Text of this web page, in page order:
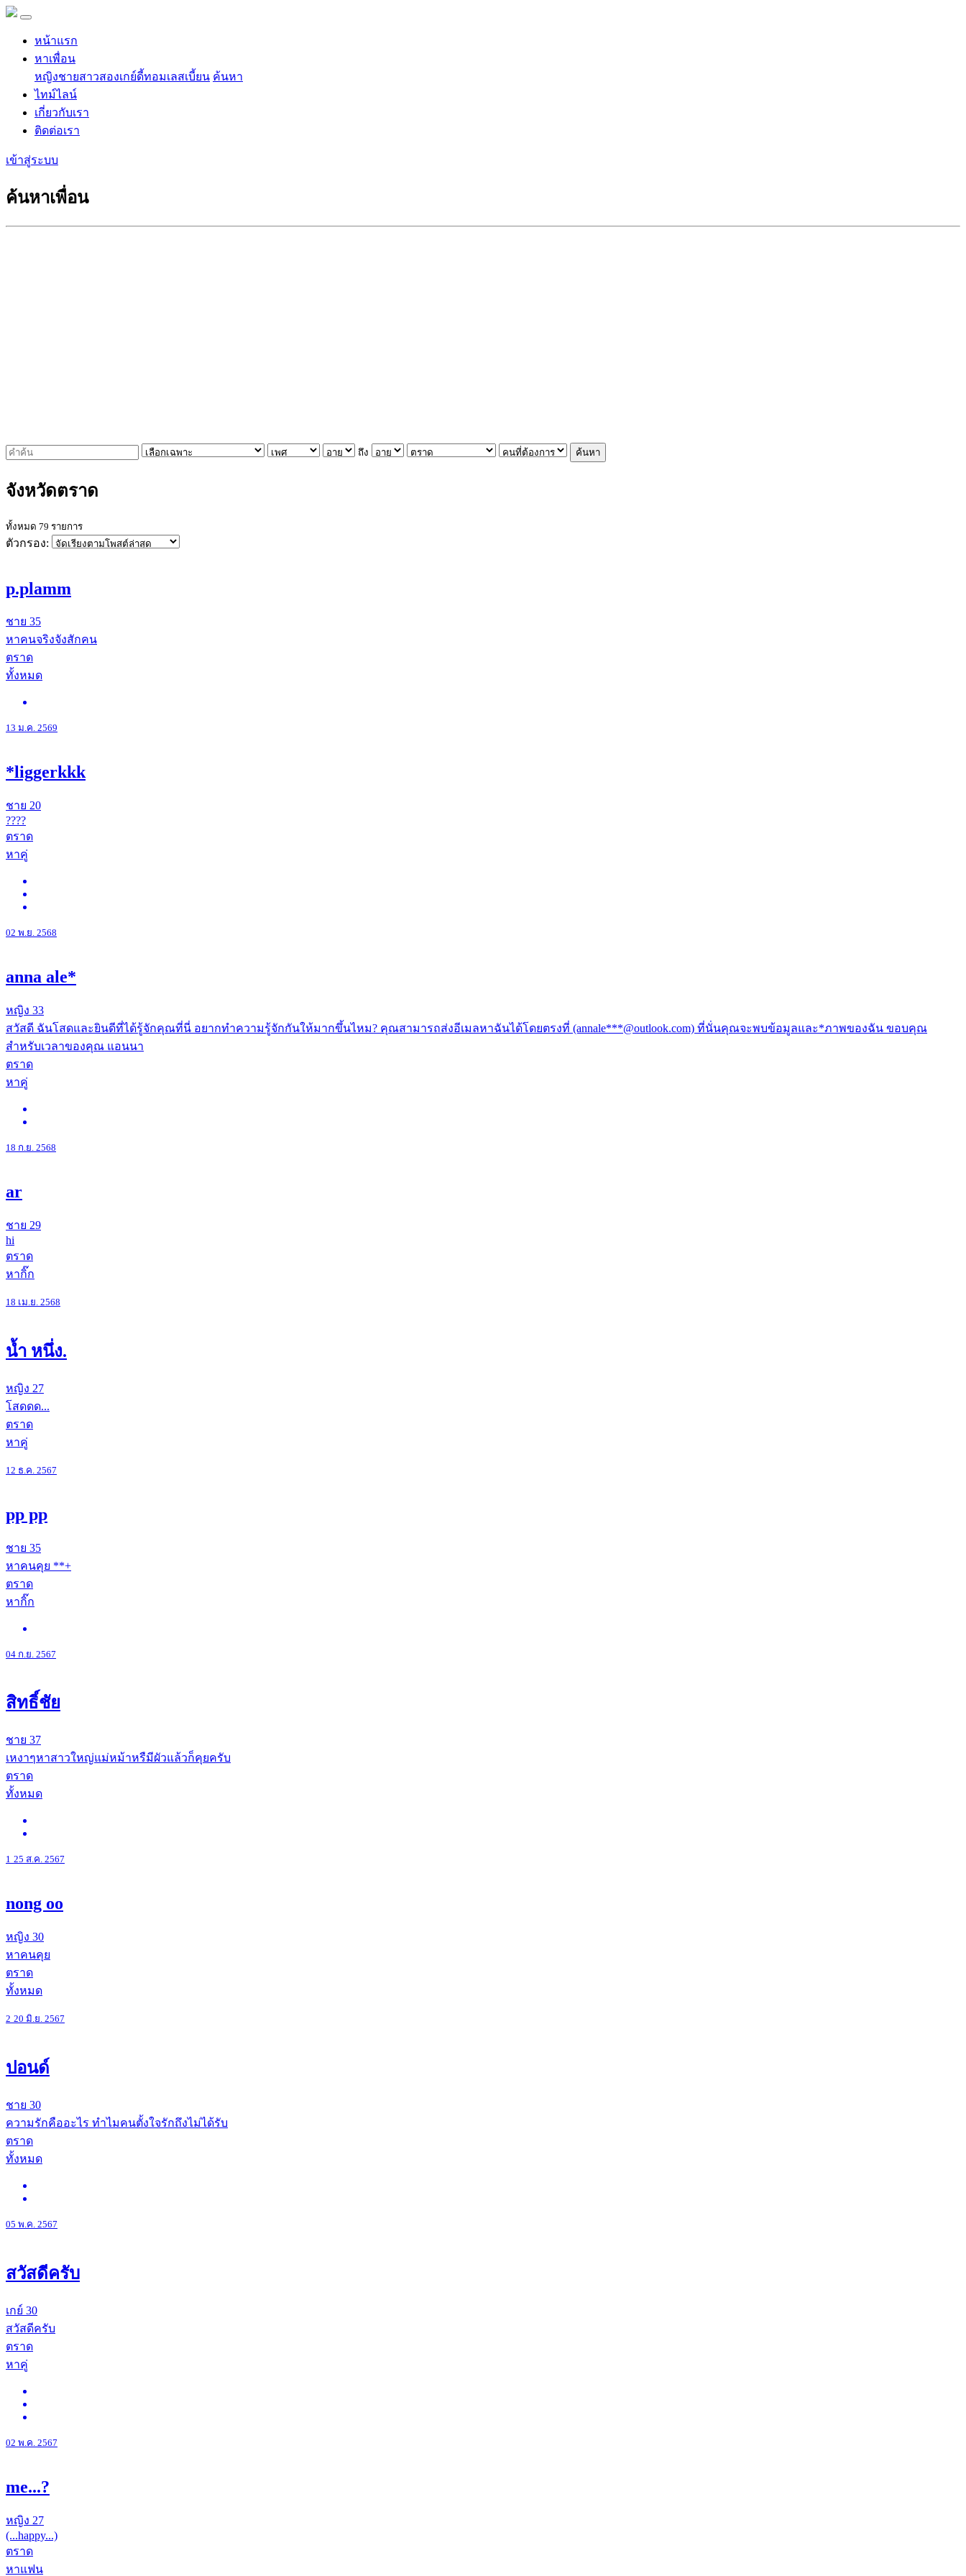
หน้าแรก
หาเพื่อน
หญิงชายสาวสองเกย์ดี้ทอมเลสเบี้ยน ค้นหา
ไทม์ไลน์
เกี่ยวกับเรา
ติดต่อเรา
เข้าสู่ระบบ
ค้นหาเพื่อน
ถึง ค้นหา
จังหวัดตราด
ทั้งหมด 79 รายการ
ตัวกรอง:
p.plamm
ชาย 35
หาคนจริงจังสักคน
ตราด
ทั้งหมด
13 ม.ค. 2569
*liggerkkk
ชาย 20
????
ตราด
หาคู่
02 พ.ย. 2568
anna ale*
หญิง 33
สวัสดี ฉันโสดและยินดีที่ได้รู้จักคุณที่นี่ อยากทำความรู้จักกันให้มากขึ้นไหม? คุณสามารถส่งอีเมลหาฉันได้โดยตรงที่ (annale***@outlook.com) ที่นั่นคุณจะพบข้อมูลและ*ภาพของฉัน ขอบคุณ
สำหรับเวลาของคุณ แอนนา
ตราด
หาคู่
18 ก.ย. 2568
ar
ชาย 29
hi
ตราด
หากิ๊ก
18 เม.ย. 2568
น้ำ หนึ่ง.
หญิง 27
โสดดด...
ตราด
หาคู่
12 ธ.ค. 2567
pp pp
ชาย 35
หาคนคุย **+
ตราด
หากิ๊ก
04 ก.ย. 2567
สิทธิ์ชัย
ชาย 37
เหงาๆหาสาวใหญ่แม่หม้าหรืมีผัวแล้วก็คุยครับ
ตราด
ทั้งหมด
1 25 ส.ค. 2567
nong oo
หญิง 30
หาคนคุย
ตราด
ทั้งหมด
2 20 มิ.ย. 2567
ปอนด์
ชาย 30
ความรักคืออะไร ทำไมคนตั้งใจรักถึงไม่ได้รับ
ตราด
ทั้งหมด
05 พ.ค. 2567
สวัสดีครับ
เกย์ 30
สวัสดีครับ
ตราด
หาคู่
02 พ.ค. 2567
me...?
หญิง 27
(...happy...)
ตราด
หาแฟน